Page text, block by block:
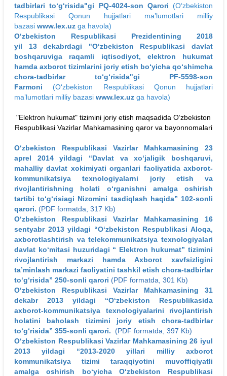
tadbirlari to‘g‘risida"gi PQ-4024-son Qarori (O‘zbekiston
Respublikasi Qonun hujjatlari ma’lumotlari milliy
bazasi www.lex.uz ga havola)
O‘zbekiston Respublikasi Prezidentining 2018
yil 13 dekabrdagi "O‘zbekiston Respublikasi davlat
boshqaruviga raqamli iqtisodiyot, elektron hukumat
hamda axborot tizimlarini joriy etish bo‘yicha qo‘shimcha
chora-tadbirlar to‘g‘risida"gi PF-5598-son
Farmoni (O‘zbekiston Respublikasi Qonun hujjatlari
ma’lumotlari milliy bazasi www.lex.uz ga havola)
"Elektron hukumat" tizimini joriy etish maqsadida O‘zbekiston
Respublikasi Vazirlar Mahkamasining qaror va bayonnomalari
O‘zbekiston Respublikasi Vazirlar Mahkamasining 23
aprel 2014 yildagi “Davlat va xo‘jaligik boshqaruvi,
mahalliy davlat xokimiyati organlari faoliyatida axborot-
kommunikatsiya texnologiyalarni joriy etish va
rivojlantirishning holati o‘rganishni amalga oshirish
tartibi to‘g‘risiagi Nizomini tasdiqlash haqida” 102-sonli
qarori. (PDF formatda, 317 Kb)
O‘zbekiston Respublikasi Vazirlar Mahkamasining 16
sentyabr 2013 yildagi “O‘zbekiston Respublikasi Aloqa,
axborotlashtirish va telekommunikatsiya texnologiyalari
davlat ko‘mitasi huzuridagi “ Elektron hukumat” tizimini
rivojlantirish markazi hamda Axborot xavfsizligini
ta’minlash markazi faoliyatini tashkil etish chora-tadbirlar
to‘g‘risida” 250-sonli qarori (PDF formatda, 301 Kb)
O‘zbekiston Respublikasi Vazirlar Mahkamasining 31
dekabr 2013 yildagi “O‘zbekiston Respublikasida
axborot-kommunikatsiya texnologiyalarini rivojlantirish
holatini baholash tizimini joriy etish chora-tadbirlar
to‘g‘risida” 355-sonli qarori. (PDF formatda, 397 Kb)
O‘zbekiston Respublikasi Vazirlar Mahkamasining 26 iyul
2013 yildagi “2013-2020 yillari milliy axborot
kommunikatsiya tizimi taraqqiyotini muvoffiqiyatli
amalga oshirish bo‘yicha O‘zbekiston Respublikasi